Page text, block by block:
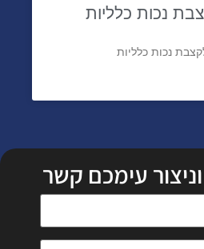
נכות כלליות
נכות כלליות
עימכם קשר